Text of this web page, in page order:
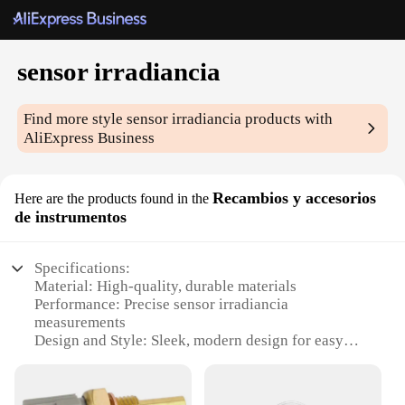
sensor irradiancia
Find more stylesensor irradiancia products with
AliExpress Business
Here are the products found in the Recambios y accesorios
de instrumentos
Specifications:
Material: High-quality, durable materials
Performance: Precise sensor irradiancia
measurements
Design and Style: Sleek, modern design for easy
instrumentation applications